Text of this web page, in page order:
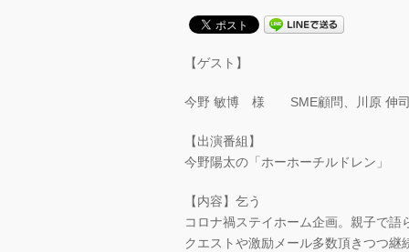
【ゲスト】
今野 敏博 様 SME顧問、川原 伸
【出演番組】
今野陽太の「ホーホーチルドレン」
【内容】乞う
コロナ禍ステイホーム企画。親子で
クエストや激励メール多数頂きつつ